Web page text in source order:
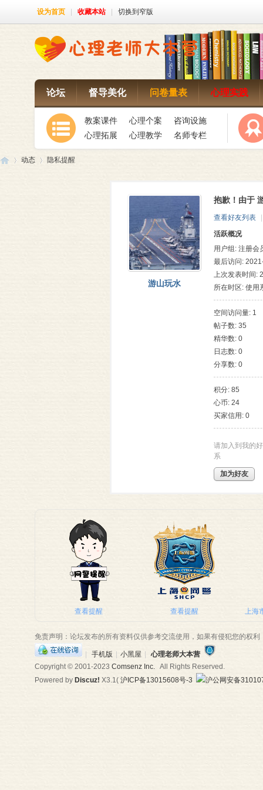
设为首页 收藏本站 切换到窄版
论坛 督导美化 问卷量表 心理实践
教案课件 心理个案
咨询设施
心理拓展
心理教学 名师专栏
动态 隐私提醒
游山玩水
抱歉！由于
查看好友列表
活跃概况
用户组: 注册会
最后访问:
上次发表时间:
所在时区: 使用
空间访问量: 1
帖子数: 35
精华数: 0
日志数: 0
分享数: 0
积分: 85
心币: 24
买家信用: 0
请加入到我的
系
加为好友
查看提醒 查看提醒 上海
免责声明：论坛发布的所有资料仅供参考交流使用，如果有侵犯您的权
手机版 小黑屋
心理老师大本营
Copyright © 2001-2023 Comsenz Inc.All Rights Reserved.
Powered by Discuz! X3.1( 沪ICP备13015608号-3 沪公网安备